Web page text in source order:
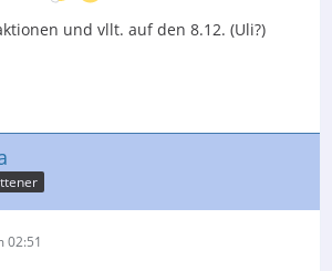
und vllt. auf den 8.12. (Uli?)
02:51